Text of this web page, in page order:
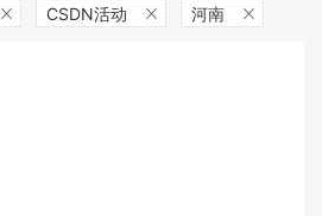
 CSDN活动  河南 